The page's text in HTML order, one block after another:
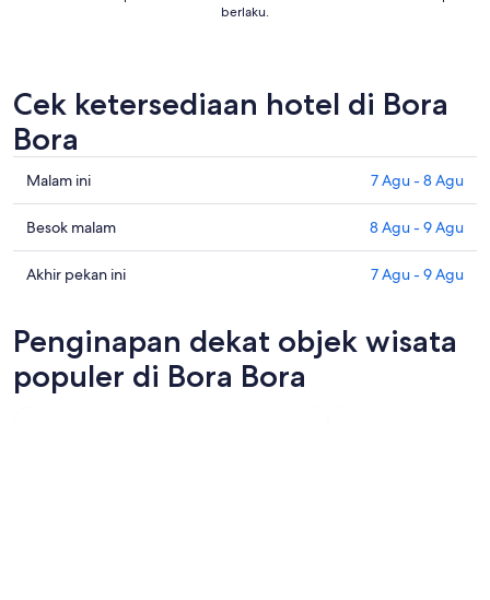
berlaku.
Cek ketersediaan hotel di Bora
Bora
Cek
harga
di
Bora
Bora
ini,
Agu
Malam ini 7 Agu - 8 Agu
Cek
harga
di
untuk
besok
malam,
Besok malam 8 Agu - 9 Agu
Cek
Bora
Bora
untuk
Akhir pekan ini 7 Agu - 9 Agu
Penginapan dekat objek wisata
populer di Bora Bora